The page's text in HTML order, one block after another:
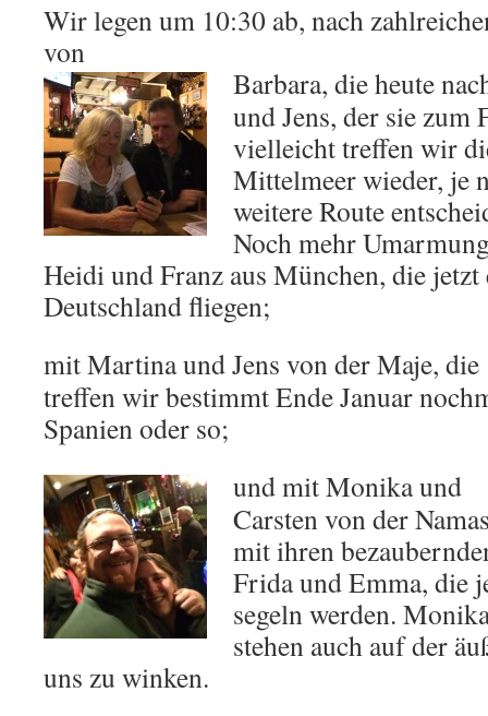
Wir legen um 10:30 ab, nach
von
Barbara, die heute
und Jens, der sie zum
vielleicht treffen wir
Mittelmeer wieder, je
weitere Route
Noch mehr
Heidi und Franz aus München, die
Deutschland fliegen;
mit Martina und Jens von der Maje, die
treffen wir bestimmt Ende Januar
Spanien oder so;
und mit Monika und
Carsten von der
mit ihren
Frida und Emma, die
segeln werden.
stehen auch auf der
uns zu winken.